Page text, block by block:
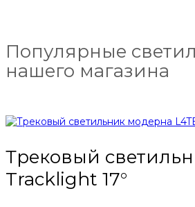
Популярные
нашего магазина
Трековый
Tracklight 17°